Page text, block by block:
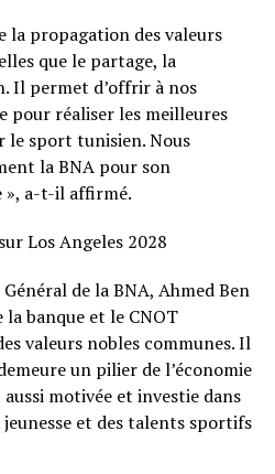
la propagation des valeurs
que le partage, la
Il permet d’offrir à nos
pour réaliser les meilleures
le sport tunisien. Nous
la BNA pour son
», a-t-il affirmé.
Los Angeles 2028
de la BNA, Ahmed Ben
banque et le CNOT
valeurs nobles communes. Il
un pilier de l’économie
motivée et investie dans
et des talents sportifs